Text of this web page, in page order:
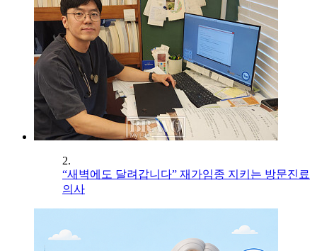
2.
“새벽에도 달려갑니다” 재가임종 지키는 방문진료
의사